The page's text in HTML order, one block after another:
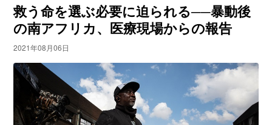
救う命を選ぶ必要に迫られる──暴動後
の南アフリカ、医療現場からの報告
2021年08月06日